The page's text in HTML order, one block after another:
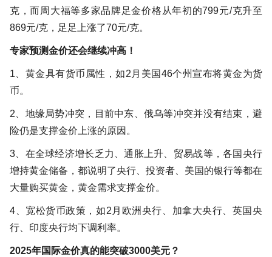
克，而周大福等多家品牌足金价格从年初的799元/克升至
869元/克，足足上涨了70元/克。
专家预测金价还会继续冲高！
1、黄金具有货币属性，如2月美国46个州宣布将黄金为货
币。
2、地缘局势冲突，目前中东、俄乌等冲突并没有结束，避
险仍是支撑金价上涨的原因。
3、在全球经济增长乏力、通胀上升、贸易战等，各国央行
增持黄金储备，都说明了央行、投资者、美国的银行等都在
大量购买黄金，黄金需求支撑金价。
4、宽松货币政策，如2月欧洲央行、加拿大央行、英国央
行、印度央行均下调利率。
2025年国际金价真的能突破3000美元？